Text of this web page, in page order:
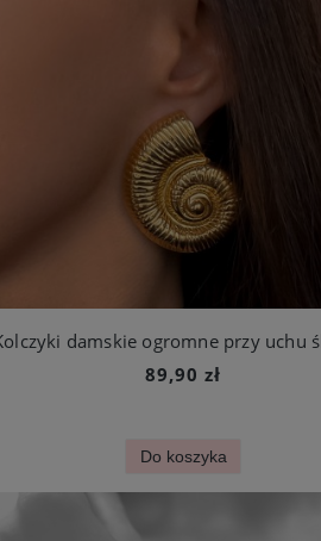
89,90 zł
Do koszyka